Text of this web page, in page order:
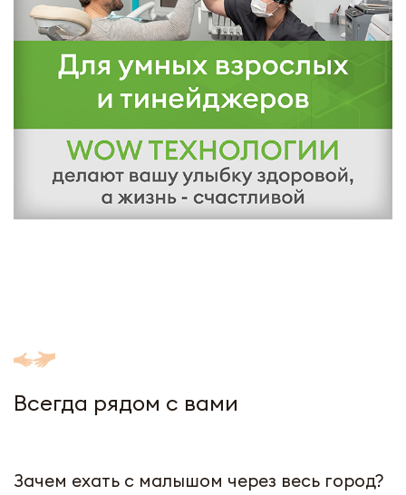
Всегда рядом с вами
Зачем ехать с малышом через весь город?